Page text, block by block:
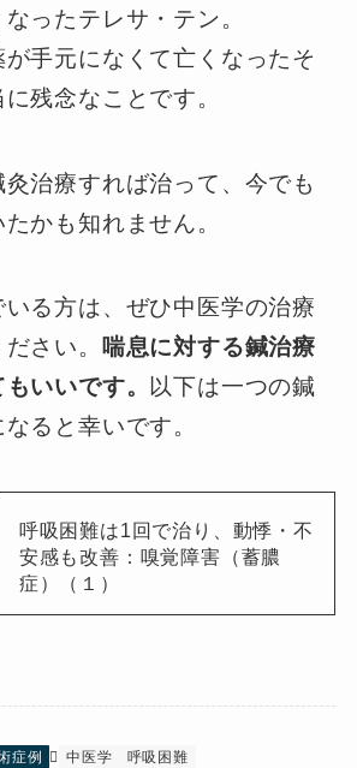
ったテレサ・テン。
手元になくて亡くなったそ
残念なことです。
治療すれば治って、今でも
かも知れません。
る方は、ぜひ中医学の治療
さい。 喘息に対する鍼治療
いいです。 以下は一つの鍼
ると幸いです。
呼吸困難は1回で治り、動悸・不
安感も改善：嗅覚障害（蓄膿
症）（１）
症例 中医学 呼吸困難